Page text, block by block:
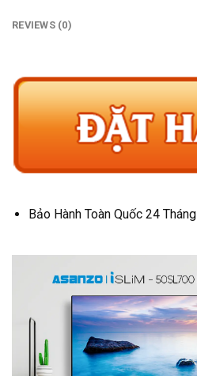
REVIEWS (0)
Bảo Hành Toàn Quốc 24 Tháng